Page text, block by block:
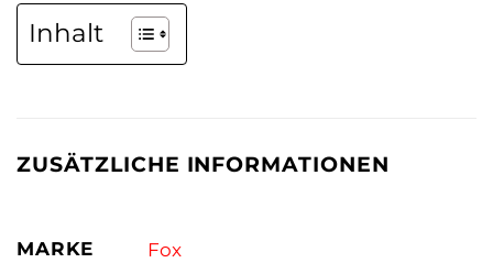
Inhalt
ZUSÄTZLICHE INFORMATIONEN
MARKE Fox